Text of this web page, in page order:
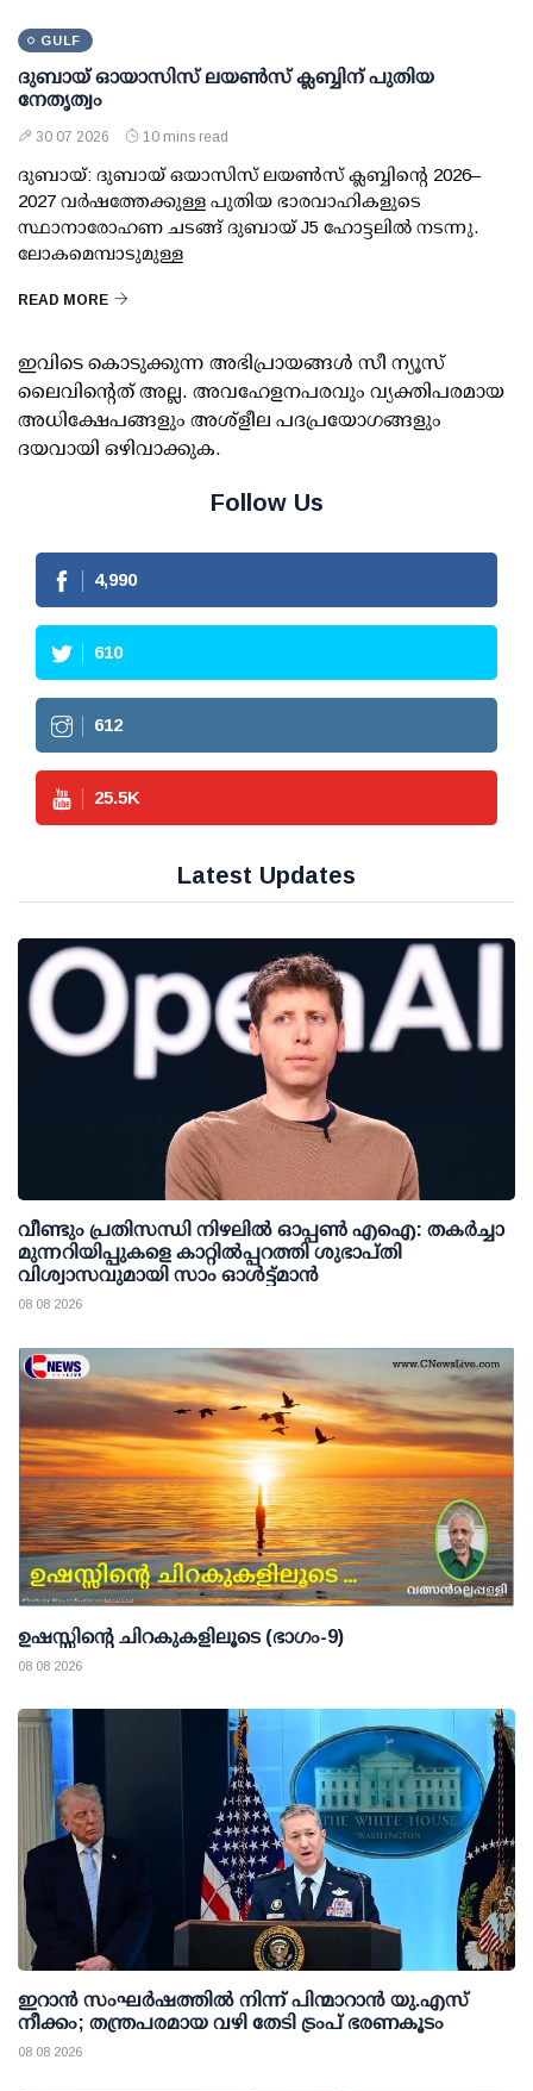
GULF
ദുബായ് ഓയാസിസ് ലയൺസ് ക്ലബ്ബിന് പുതിയ
നേതൃത്വം
30 07 2026 10 mins read
ദുബായ്: ദുബായ് ഒയാസിസ് ലയൺസ് ക്ലബ്ബിന്റെ 2026–
2027 വർഷത്തേക്കുള്ള പുതിയ ഭാരവാഹികളുടെ
സ്ഥാനാരോഹണ ചടങ്ങ് ദുബായ് J5 ഹോട്ടലിൽ നടന്നു.
ലോകമെമ്പാടുമുള്ള
READ MORE
ഇവിടെ കൊടുക്കുന്ന അഭിപ്രായങ്ങള്‍ സീ ന്യൂസ്
ലൈവിന്റെത് അല്ല. അവഹേളനപരവും വ്യക്തിപരമായ
അധിക്ഷേപങ്ങളും അശ്‌ളീല പദപ്രയോഗങ്ങളും
ദയവായി ഒഴിവാക്കുക.
Follow Us
4,990
610
612
25.5K
Latest Updates
വീണ്ടും പ്രതിസന്ധി നിഴലില്‍ ഓപ്പണ്‍ എഐ: തകര്‍ച്ചാ
മുന്നറിയിപ്പുകളെ കാറ്റില്‍പ്പറത്തി ശുഭാപ്തി
വിശ്വാസവുമായി സാം ഓള്‍ട്ട്മാന്‍
08 08 2026
ഉഷസ്സിന്റെ ചിറകുകളിലൂടെ (ഭാഗം-9)
08 08 2026
ഇറാന്‍ സംഘര്‍ഷത്തില്‍ നിന്ന് പിന്മാറാന്‍ യു.എസ്
നീക്കം; തന്ത്രപരമായ വഴി തേടി ട്രംപ് ഭരണകൂടം
08 08 2026